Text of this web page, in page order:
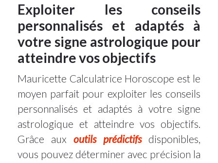
Exploiter les conseils
personnalisés et adaptés à
votre signe astrologique pour
atteindre vos objectifs
Mauricette Calculatrice Horoscope est le
moyen parfait pour exploiter les conseils
personnalisés et adaptés à votre signe
astrologique et atteindre vos objectifs.
Grâce aux outils prédictifsdisponibles,
vous pouvez déterminer avec précision la